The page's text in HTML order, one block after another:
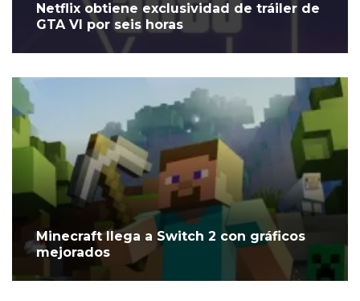
Netflix obtiene exclusividad de tráiler de
GTA VI por seis horas
Minecraft llega a Switch 2 con gráficos
mejorados